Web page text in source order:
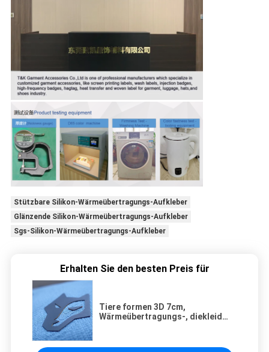
Stützbare Silikon-Wärmeübertragungs-Aufkleber
Glänzende Silikon-Wärmeübertragungs-Aufkleber
Sgs-Silikon-Wärmeübertragungs-Aufkleber
Erhalten Sie den besten Preis für
Tiere formen 3D 7cm,
Wärmeübertragungs-, diekleid